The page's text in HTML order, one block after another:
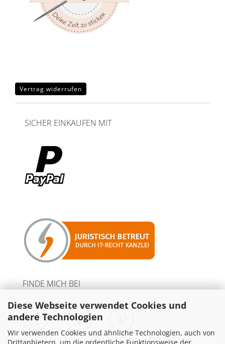
Diese Webseite verwendet Cookies und
andere Technologien
Wir verwenden Cookies und ähnliche Technologien, auch von
Vertrag widerrufen
SICHER EINKAUFEN MIT
FINDE MICH BEI